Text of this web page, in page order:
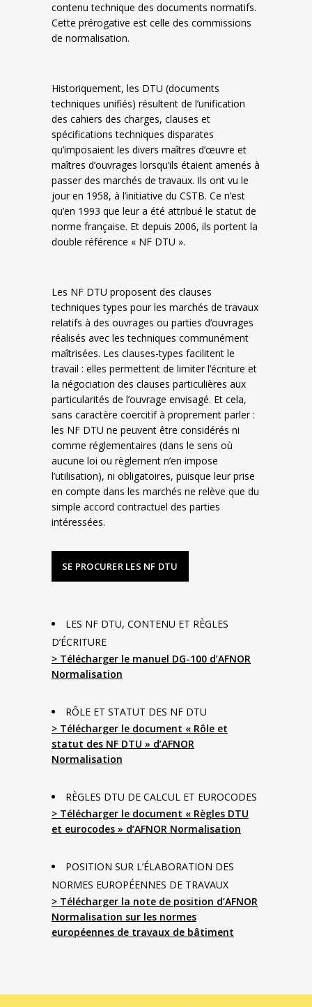
contenu technique des documents normatifs.
Cette prérogative est celle des commissions
de normalisation.
Historiquement, les DTU (documents
techniques unifiés) résultent de l’unification
des cahiers des charges, clauses et
spécifications techniques disparates
qu’imposaient les divers maîtres d’œuvre et
maîtres d’ouvrages lorsqu’ils étaient amenés à
passer des marchés de travaux. Ils ont vu le
jour en 1958, à l’initiative du CSTB. Ce n’est
qu’en 1993 que leur a été attribué le statut de
norme française. Et depuis 2006, ils portent la
double référence « NF DTU ».
Les NF DTU proposent des clauses
techniques types pour les marchés de travaux
relatifs à des ouvrages ou parties d’ouvrages
réalisés avec les techniques communément
maîtrisées. Les clauses-types facilitent le
travail : elles permettent de limiter l’écriture et
la négociation des clauses particulières aux
particularités de l’ouvrage envisagé. Et cela,
sans caractère coercitif à proprement parler :
les NF DTU ne peuvent être considérés ni
comme réglementaires (dans le sens où
aucune loi ou règlement n’en impose
l’utilisation), ni obligatoires, puisque leur prise
en compte dans les marchés ne relève que du
simple accord contractuel des parties
intéressées.
SE PROCURER LES NF DTU
LES NF DTU, CONTENU ET RÈGLES
D’ÉCRITURE
> Télécharger le manuel DG-100 d’AFNOR
Normalisation
RÔLE ET STATUT DES NF DTU
> Télécharger le document « Rôle et
statut des NF DTU » d’AFNOR
Normalisation
RÈGLES DTU DE CALCUL ET EUROCODES
> Télécharger le document « Règles DTU
et eurocodes » d’AFNOR Normalisation
POSITION SUR L’ÉLABORATION DES
NORMES EUROPÉENNES DE TRAVAUX
> Télécharger la note de position d’AFNOR
Normalisation sur les normes
européennes de travaux de bâtiment